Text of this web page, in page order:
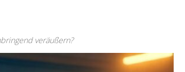
veräußern?